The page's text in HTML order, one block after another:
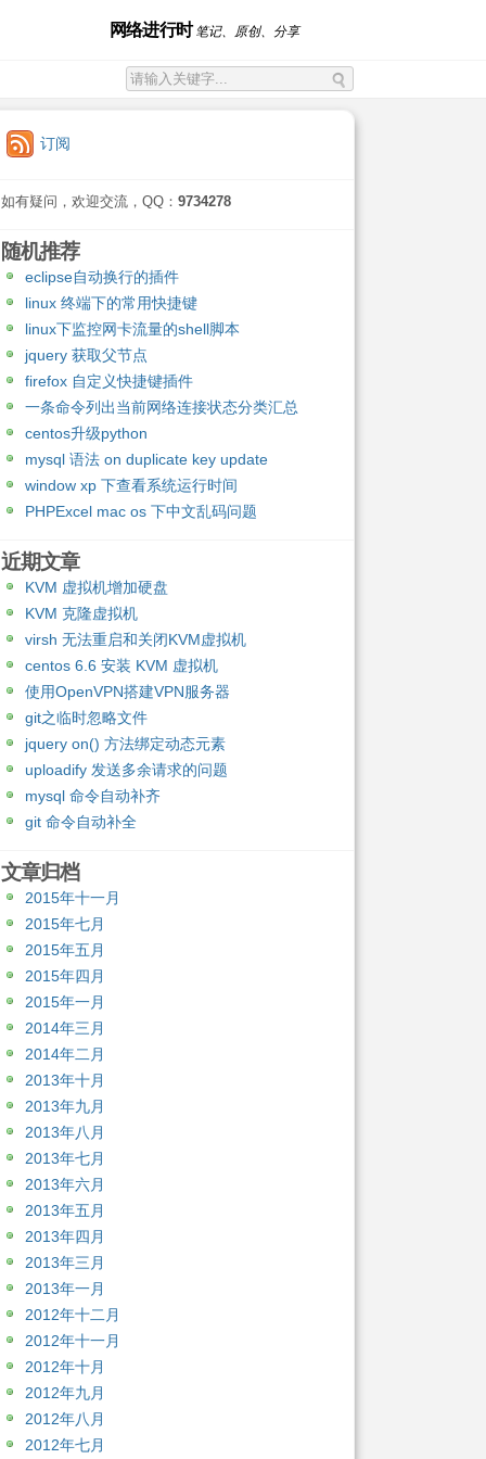
网络进行时笔记、原创、分享
订阅
如有疑问，欢迎交流，QQ： 9734278
随机推荐
eclipse自动换行的插件
linux 终端下的常用快捷键
linux下监控网卡流量的shell脚本
jquery 获取父节点
firefox 自定义快捷键插件
一条命令列出当前网络连接状态分类汇总
centos升级python
mysql 语法 on duplicate key update
window xp 下查看系统运行时间
PHPExcel mac os 下中文乱码问题
近期文章
KVM 虚拟机增加硬盘
KVM 克隆虚拟机
virsh 无法重启和关闭KVM虚拟机
centos 6.6 安装 KVM 虚拟机
使用OpenVPN搭建VPN服务器
git之临时忽略文件
jquery on() 方法绑定动态元素
uploadify 发送多余请求的问题
mysql 命令自动补齐
git 命令自动补全
文章归档
2015年十一月
2015年七月
2015年五月
2015年四月
2015年一月
2014年三月
2014年二月
2013年十月
2013年九月
2013年八月
2013年七月
2013年六月
2013年五月
2013年四月
2013年三月
2013年一月
2012年十二月
2012年十一月
2012年十月
2012年九月
2012年八月
2012年七月